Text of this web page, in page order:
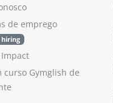
de emprego
Impact
curso Gymglish de